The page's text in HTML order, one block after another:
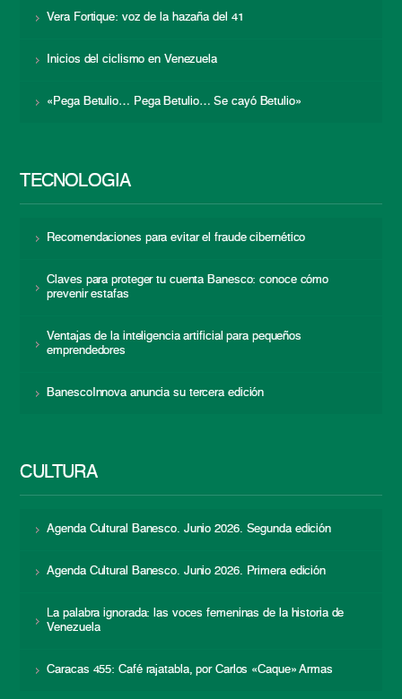
Vera Fortique: voz de la hazaña del 41
Inicios del ciclismo en Venezuela
«Pega Betulio… Pega Betulio… Se cayó Betulio»
TECNOLOGÍA
Recomendaciones para evitar el fraude cibernético
Claves para proteger tu cuenta Banesco: conoce cómo
prevenir estafas
Ventajas de la inteligencia artificial para pequeños
emprendedores
BanescoInnova anuncia su tercera edición
CULTURA
Agenda Cultural Banesco. Junio 2026. Segunda edición
Agenda Cultural Banesco. Junio 2026. Primera edición
La palabra ignorada: las voces femeninas de la historia de
Venezuela
Caracas 455: Café rajatabla, por Carlos «Caque» Armas